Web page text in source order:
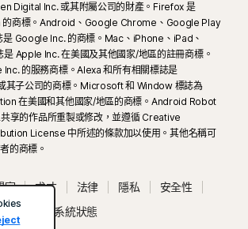
Digital Inc. 或其附屬公司的財產。Firefox 是
商標。Android、Google Chrome、Google Play
Google Inc. 的商標。Mac、iPhone、iPad、
Apple Inc. 在美國及其他國家/地區的註冊商標。
的服務商標。Alexa 和所有相關標誌是
其子公司的商標。Microsoft 和 Window 標誌為
在美國和其他國家/地區的商標。Android Robot
享的作品所重製或修改，並遵循 Creative
License 中所述的條款加以使用。其他名稱可
的商標。
室 求才 法律 隱私
安全性
工具 系統狀態